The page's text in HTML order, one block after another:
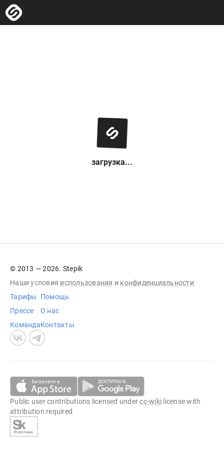
загрузка...
© 2013 — 2026. Stepik
Наши условия использования и конфиденциальности
Тарифы
Прессе
Команда
Помощь
О нас
Контакты
Public user contributions licensed undercc-wiki license with
attribution required